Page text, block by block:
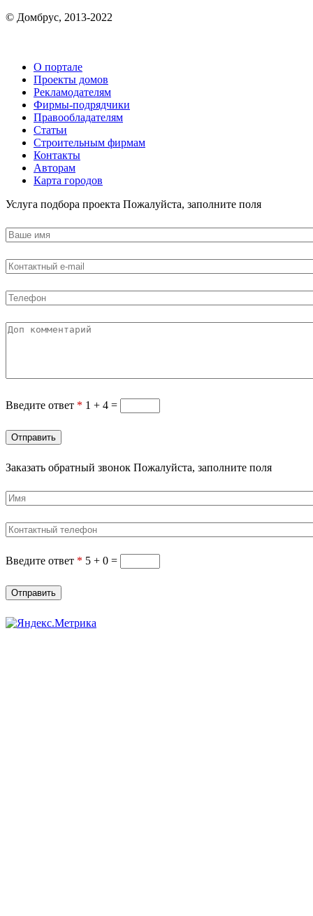
© Домбрус, 2013-2022
О портале
Проекты домов
Рекламодателям
Фирмы-подрядчики
Правообладателям
Статьи
Строительным фирмам
Контакты
Авторам
Карта городов
Услуга подбора проекта Пожалуйста, заполните поля
Ваше
имя
Контактный
e-
mail
Телефон
Доп
Введите ответ * 1 + 4 =
Заказать обратный звонок Пожалуйста, заполните поля
Имя
Контактный
телефон
Введите ответ * 5 + 0 =